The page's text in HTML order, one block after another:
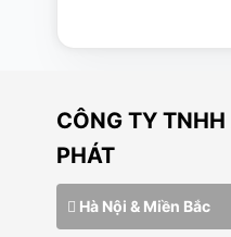
100%;”
CÔNG TY
PHÁT
Hà Nội & Miền Bắc